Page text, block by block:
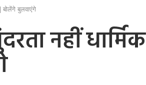
बोलेंगे बुलवाएंगे
नहीं धार्मिक